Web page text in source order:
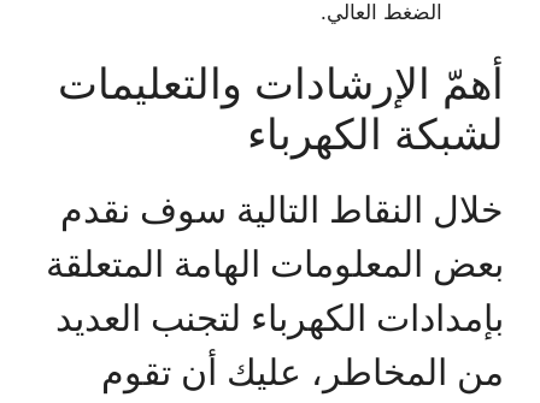
الضغط العالي.
أهمّ الإرشادات والتعليمات
لشبكة الكهرباء
خلال النقاط التالية سوف نقدم
بعض المعلومات الهامة المتعلقة
بإمدادات الكهرباء لتجنب العديد
من المخاطر، عليك أن تقوم